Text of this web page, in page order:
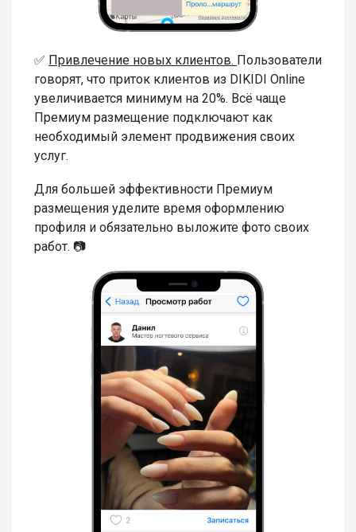
✅ Привлечение новых клиентов. Пользователи
говорят, что приток клиентов из DIKIDI Online
увеличивается минимум на 20%. Всё чаще
Премиум размещение подключают как
необходимый элемент продвижения своих
услуг.
Для большей эффективности Премиум
размещения уделите время оформлению
профиля и обязательно выложите фото своих
работ. 📷